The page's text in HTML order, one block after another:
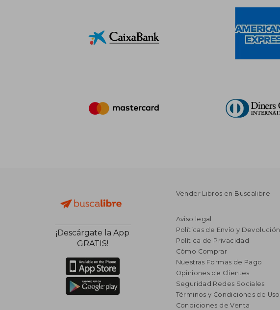
¡Descárgate la App
GRATIS!
Vender Libros en Buscalibre
Aviso legal
Políticas de Envío y Devolución
Política de Privacidad
Cómo Comprar
Nuestras Formas de Pago
Opiniones de Clientes
Seguridad Redes Sociales
Términos y Condiciones de Uso
Condiciones de Venta